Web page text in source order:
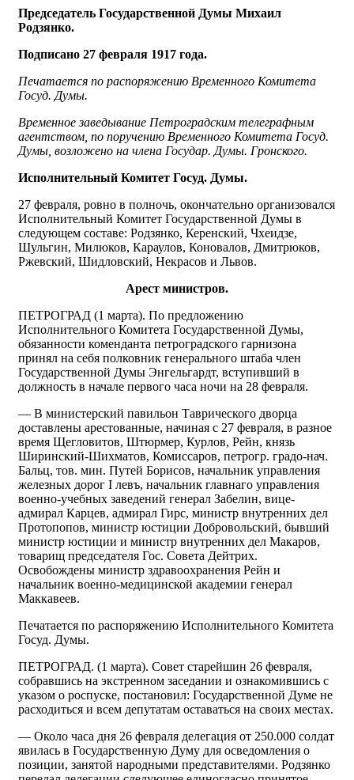
Председатель Государственной Думы Михаил
Родзянко.
Подписано 27 февраля 1917 года.
Печатается по распоряжению Временного Комитета
Госуд. Думы.
Временное заведывание Петроградским телеграфным
агентством, по поручению Временного Комитета Госуд.
Думы, возложено на члена Государ. Думы. Гронского.
Исполнительный Комитет Госуд. Думы.
27 февраля, ровно в полночь, окончательно организовался
Исполнительный Комитет Государственной Думы в
следующем составе: Родзянко, Керенский, Чхеидзе,
Шульгин, Милюков, Караулов, Коновалов, Дмитрюков,
Ржевский, Шидловский, Некрасов и Львов.
Арест министров.
ПЕТРОГРАД (1 марта). По предложению
Исполнительного Комитета Государственной Думы,
обязанности коменданта петроградского гарнизона
принял на себя полковник генерального штаба член
Государственной Думы Энгельгардт, вступивший в
должность в начале первого часа ночи на 28 февраля.
— В министерский павильон Таврического дворца
доставлены арестованные, начиная с 27 февраля, в разное
время Щегловитов, Штюрмер, Курлов, Рейн, князь
Ширинский-Шихматов, Комиссаров, петрогр. градо-нач.
Бальц, тов. мин. Путей Борисов, начальник управления
железных дорог I левъ, начальник главнаго управления
военно-учебных заведений генерал Забелин, вице-
адмирал Карцев, адмирал Гирс, министр внутренних дел
Протопопов, министр юстиции Добровольский, бывший
министр юстиции и министр внутренних дел Макаров,
товарищ председателя Гос. Совета Дейтрих.
Освобождены министр здравоохранения Рейн и
начальник военно-медицинской академии генерал
Маккавеев.
Печатается по распоряжению Исполнительного Комитета
Госуд. Думы.
ПЕТРОГРАД. (1 марта). Совет старейшин 26 февраля,
собравшись на экстренном заседании и ознакомившись с
указом о роспуске, постановил: Государственной Думе не
расходиться и всем депутатам оставаться на своих местах.
— Около часа дня 26 февраля делегация от 250.000 солдат
явилась в Государственную Думу для осведомления о
позиции, занятой народными представителями. Родзянко